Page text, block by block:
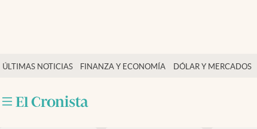
ÚLTIMAS NOTICIAS FINANZA Y ECONOMÍA DÓLAR Y MERCADOS
Salud y nutrición